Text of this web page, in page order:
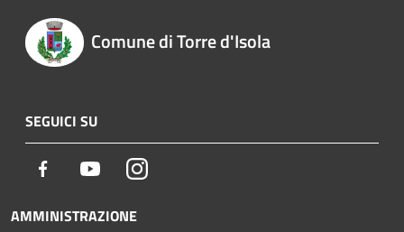
Comune di Torre d'Isola
SEGUICI SU
Facebook YoutubeInstagram
AMMINISTRAZIONE